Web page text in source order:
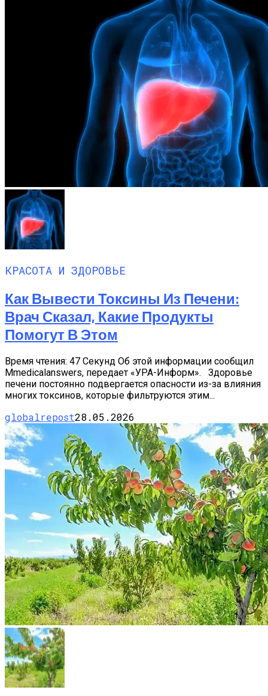
КРАСОТА И ЗДОРОВЬЕ
Как Вывести Токсины Из Печени:
Врач Сказал, Какие Продукты
Помогут В Этом
Время чтения: 47 Секунд Об этой информации сообщил
Мmedicalanswers, передает «УРА-Информ». Здоровье
печени постоянно подвергается опасности из-за влияния
многих токсинов, которые фильтруются этим...
globalrepost28.05.2026